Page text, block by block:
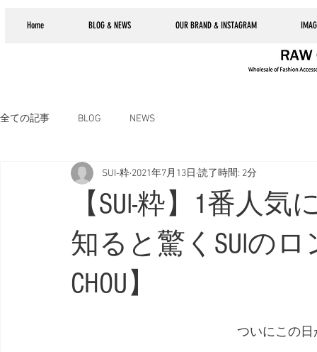
Home BLOG & NEWS OUR BRAND & INSTAGRAM
全ての記事 BLOG NEWS
【SUI-粋】1番人
知ると驚くSUIの
CHOU】
SUI-粋 2021年7月13日 読了時間: 2分
ついにこの